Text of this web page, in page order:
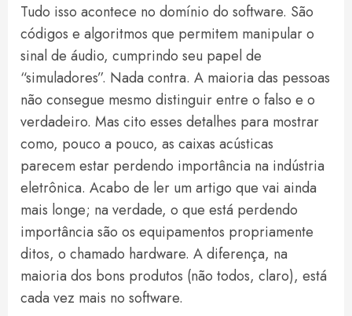
Tudo isso acontece no domínio do software. São
códigos e algoritmos que permitem manipular o
sinal de áudio, cumprindo seu papel de
“simuladores”. Nada contra. A maioria das pessoas
não consegue mesmo distinguir entre o falso e o
verdadeiro. Mas cito esses detalhes para mostrar
como, pouco a pouco, as caixas acústicas
parecem estar perdendo importância na indústria
eletrônica. Acabo de ler um artigo que vai ainda
mais longe; na verdade, o que está perdendo
importância são os equipamentos propriamente
ditos, o chamado hardware. A diferença, na
maioria dos bons produtos (não todos, claro), está
cada vez mais no software.